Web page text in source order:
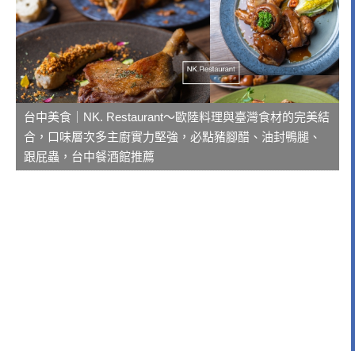
台中美食｜NK. Restaurant～歐陸料理與臺灣食材的完美結
合，口味層次多主廚實力堅強，必點豬腳醋、油封鴨腿、
跟屁蟲，台中餐酒館推薦